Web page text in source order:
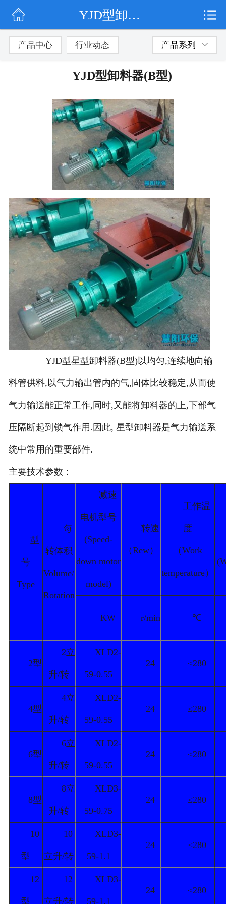
公司简介
联系我们
YJD型卸料器(B型)
产品中心 行业动态 产品系列
YJD型卸料器(B型)
YJD型星型卸料器(B型)以均匀,连续地向输
料管供料,以气力输出管内的气,固体比较稳定,从而使
气力输送能正常工作,同时,又能将卸料器的上,下部气
压隔断起到锁气作用.因此, 星型卸料器是气力输送系
统中常用的重要部件.
主要技术参数：
型
号
Type
每
转体积
Volume/
Rotation
减速
电机型号
(Speed-
down motor
model)
转速
（Rew）
工作温
度
（Work
temperature）
KW r/min ℃
2型
2立
升/转
XLD2-
59-0.55
24 ≤280
4型
4立
升/转
XLD2-
59-0.55
24 ≤280
6型
6立
升/转
XLD2-
59-0.55
24 ≤280
8型
8立
升/转
XLD3-
59-0.75
24 ≤280
10
型
10
立升/转
XLD3-
59-1.1
24 ≤280
12
型
12
立升/转
XLD3-
59-1.1
24 ≤280